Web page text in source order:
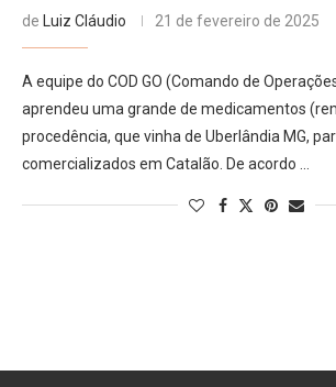
de Luiz Cláudio 21 de fevereiro de 2025
A equipe do COD GO (Comando de
aprendeu uma grande de medicamentos
procedência, que vinha de Uberlândia MG,
comercializados em Catalão. De acordo …